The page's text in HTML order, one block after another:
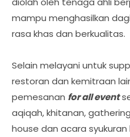
mampu menghasilkan
rasa khas dan berkualitas.
Selain melayani untuk
restoran dan kemitraan
pemesanan for all event
aqiqah, khitanan,
house dan acara